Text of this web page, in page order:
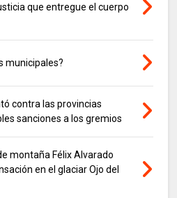
que entregue el cuerpo
municipales?
contra las provincias
sanciones a los gremios
montaña Félix Alvarado
en el glaciar Ojo del